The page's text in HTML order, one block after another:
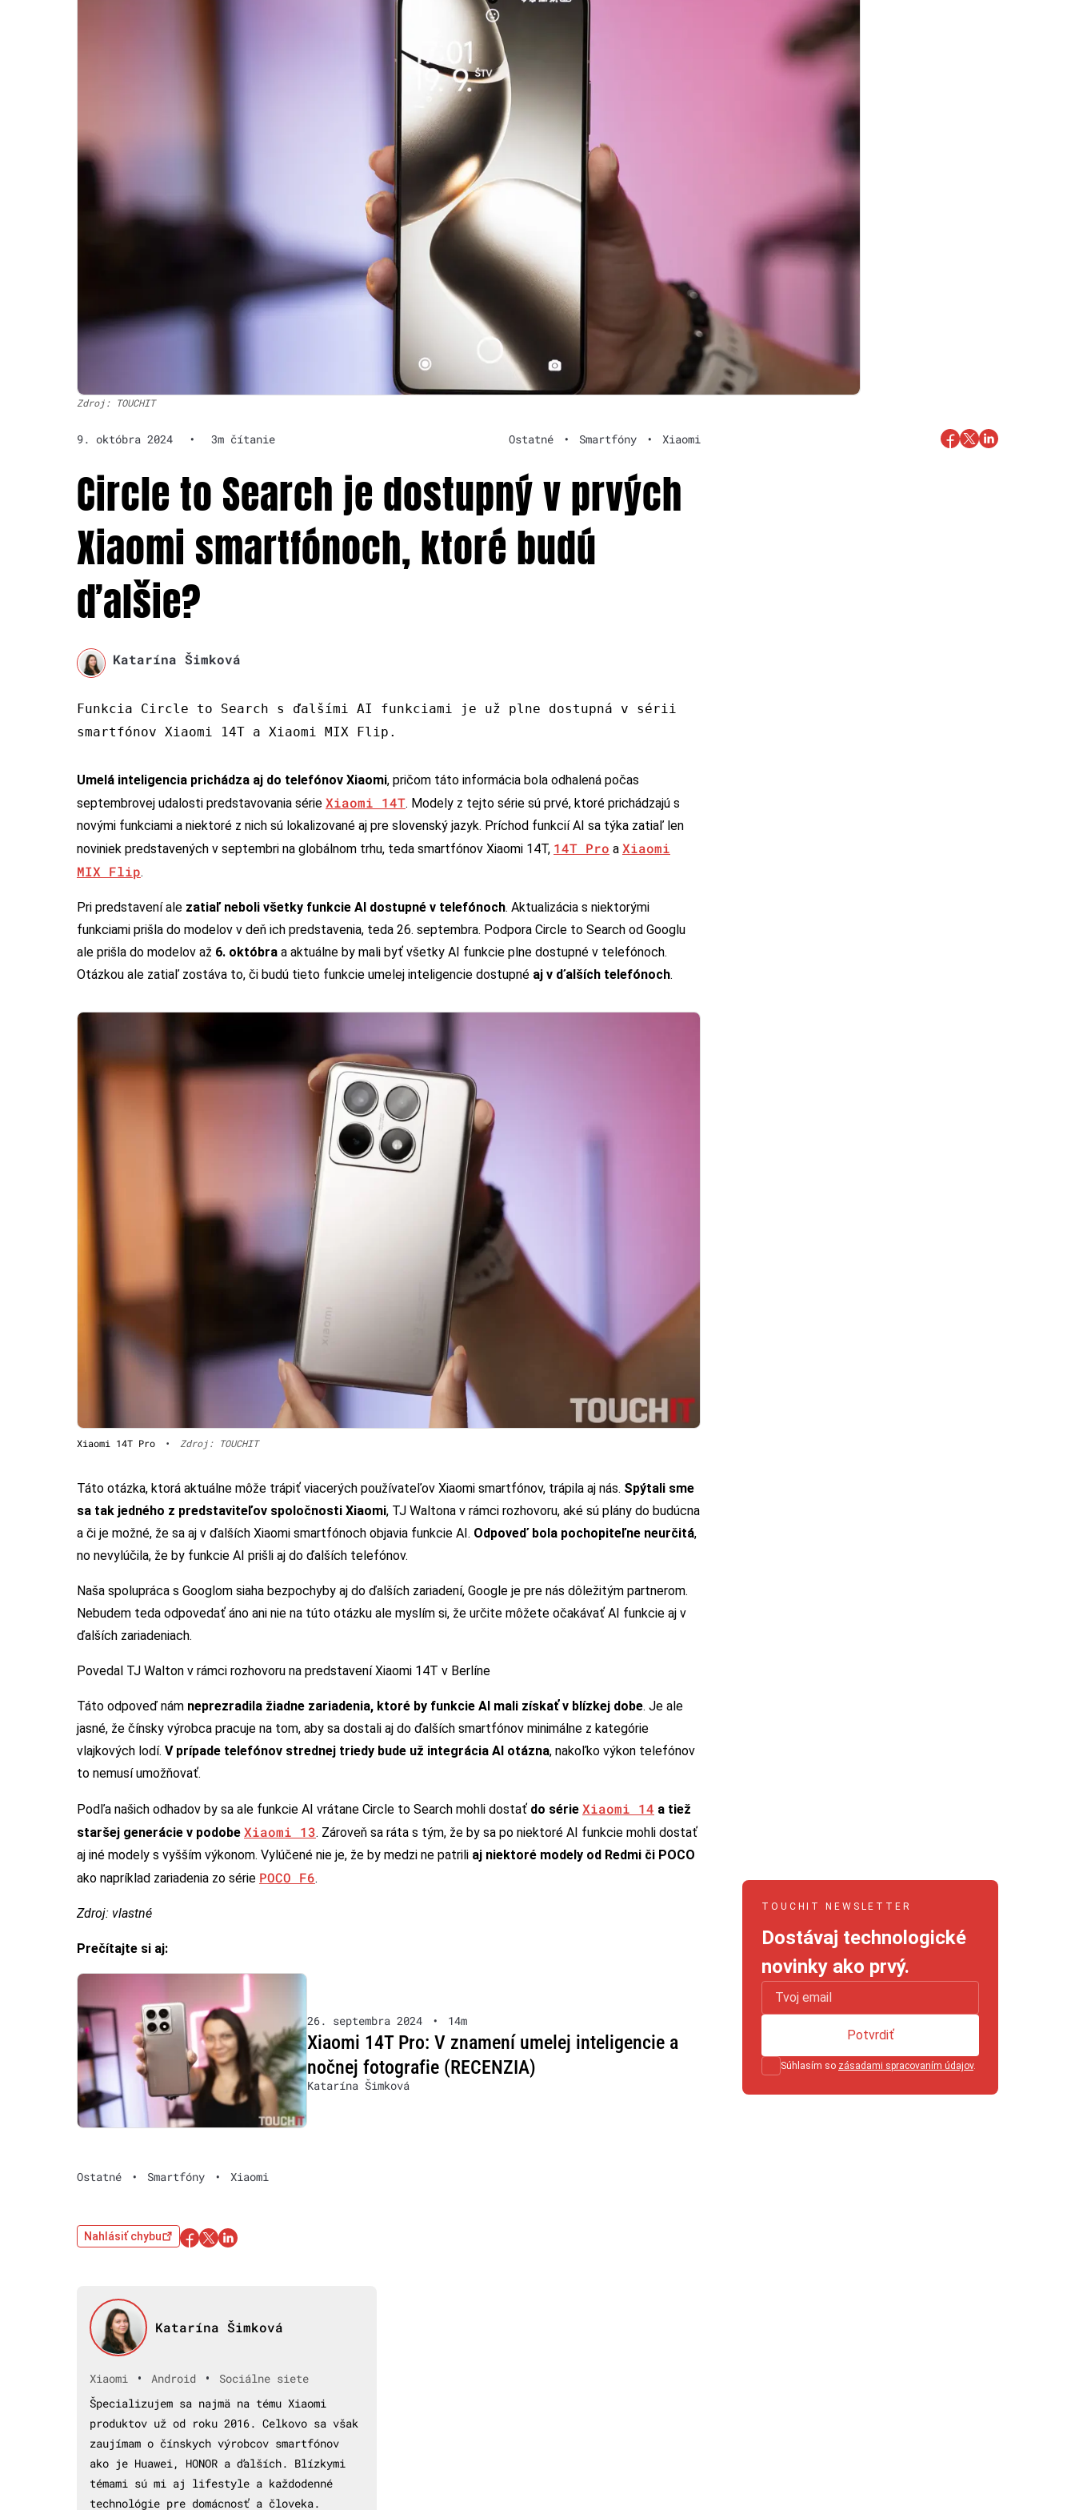
Zdroj: TOUCHIT
9. októbra 2024 • 3m čítanie Ostatné • Smartfóny • Xiaomi
Circle to Search je dostupný v prvých
Xiaomi smartfónoch, ktoré budú
ďalšie?
Katarína Šimková
Funkcia Circle to Search s ďalšími AI funkciami je už plne dostupná v sérii
smartfónov Xiaomi 14T a Xiaomi MIX Flip.
Umelá inteligencia prichádza aj do telefónov Xiaomi, pričom táto informácia bola odhalená počas
septembrovej udalosti predstavovania série Xiaomi 14T. Modely z tejto série sú prvé, ktoré prichádzajú s
novými funkciami a niektoré z nich sú lokalizované aj pre slovenský jazyk. Príchod funkcií AI sa týka zatiaľ len
noviniek predstavených v septembri na globálnom trhu, teda smartfónov Xiaomi 14T, 14T Pro a Xiaomi
MIX Flip.
Pri predstavení ale zatiaľ neboli všetky funkcie AI dostupné v telefónoch. Aktualizácia s niektorými
funkciami prišla do modelov v deň ich predstavenia, teda 26. septembra. Podpora Circle to Search od Googlu
ale prišla do modelov až 6. októbra a aktuálne by mali byť všetky AI funkcie plne dostupné v telefónoch.
Otázkou ale zatiaľ zostáva to, či budú tieto funkcie umelej inteligencie dostupné aj v ďalších telefónoch.
Xiaomi 14T Pro • Zdroj: TOUCHIT
Táto otázka, ktorá aktuálne môže trápiť viacerých používateľov Xiaomi smartfónov, trápila aj nás. Spýtali sme
sa tak jedného z predstaviteľov spoločnosti Xiaomi, TJ Waltona v rámci rozhovoru, aké sú plány do budúcna
a či je možné, že sa aj v ďalších Xiaomi smartfónoch objavia funkcie AI. Odpoveď bola pochopiteľne neurčitá,
no nevylúčila, že by funkcie AI prišli aj do ďalších telefónov.
Naša spolupráca s Googlom siaha bezpochyby aj do ďalších zariadení, Google je pre nás dôležitým partnerom.
Nebudem teda odpovedať áno ani nie na túto otázku ale myslím si, že určite môžete očakávať AI funkcie aj v
ďalších zariadeniach.
Povedal TJ Walton v rámci rozhovoru na predstavení Xiaomi 14T v Berlíne
Táto odpoveď nám neprezradila žiadne zariadenia, ktoré by funkcie AI mali získať v blízkej dobe. Je ale
jasné, že čínsky výrobca pracuje na tom, aby sa dostali aj do ďalších smartfónov minimálne z kategórie
vlajkových lodí. V prípade telefónov strednej triedy bude už integrácia AI otázna, nakoľko výkon telefónov
to nemusí umožňovať.
Podľa našich odhadov by sa ale funkcie AI vrátane Circle to Search mohli dostať do série Xiaomi 14 a tiež
staršej generácie v podobe Xiaomi 13. Zároveň sa ráta s tým, že by sa po niektoré AI funkcie mohli dostať
aj iné modely s vyšším výkonom. Vylúčené nie je, že by medzi ne patrili aj niektoré modely od Redmi či POCO
ako napríklad zariadenia zo série POCO F6.
Zdroj: vlastné
Prečítajte si aj:
26. septembra 2024 • 14m
Xiaomi 14T Pro: V znamení umelej inteligencie a
nočnej fotografie (RECENZIA)
Katarína Šimková
Ostatné • Smartfóny • Xiaomi
Nahlásiť chybu
Katarína Šimková
Xiaomi • Android •
Sociálne siete
Špecializujem sa najmä na tému Xiaomi
produktov už od roku 2016. Celkovo sa však
zaujímam o čínskych výrobcov smartfónov
ako je Huawei, HONOR a ďalších. Blízkymi
témami sú mi aj lifestyle a každodenné
technológie pre domácnosť a človeka.
TOUCHIT NEWSLETTER
Dostávaj technologické
novinky ako prvý.
Súhlasím so zásadami spracovaním údajov.
Potvrdiť